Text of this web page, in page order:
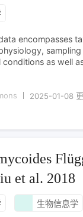
encompasses
conditions as well
2025-01-08
et al. 2018
生物信息学